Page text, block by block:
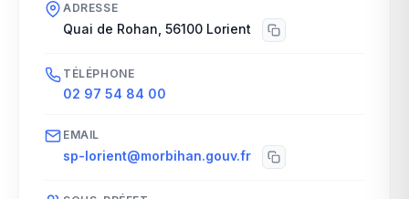
ADRESSE
Quai de Rohan 56100 Lorient
TÉLÉPHONE
02 97 54 84 00
EMAIL
sp-lorient@morbihan.gouv.fr